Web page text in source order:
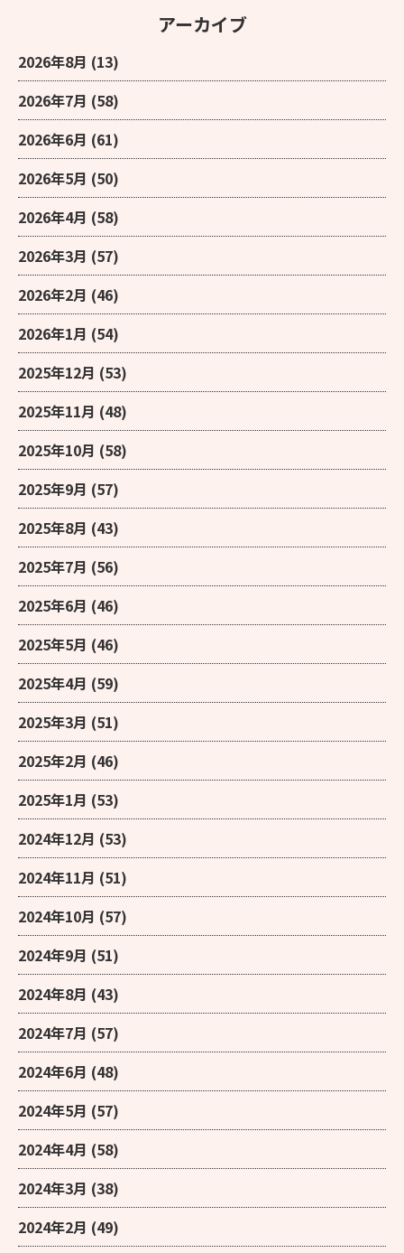
アーカイブ
2026年8月 (13)
2026年7月 (58)
2026年6月 (61)
2026年5月 (50)
2026年4月 (58)
2026年3月 (57)
2026年2月 (46)
2026年1月 (54)
2025年12月 (53)
2025年11月 (48)
2025年10月 (58)
2025年9月 (57)
2025年8月 (43)
2025年7月 (56)
2025年6月 (46)
2025年5月 (46)
2025年4月 (59)
2025年3月 (51)
2025年2月 (46)
2025年1月 (53)
2024年12月 (53)
2024年11月 (51)
2024年10月 (57)
2024年9月 (51)
2024年8月 (43)
2024年7月 (57)
2024年6月 (48)
2024年5月 (57)
2024年4月 (58)
2024年3月 (38)
2024年2月 (49)